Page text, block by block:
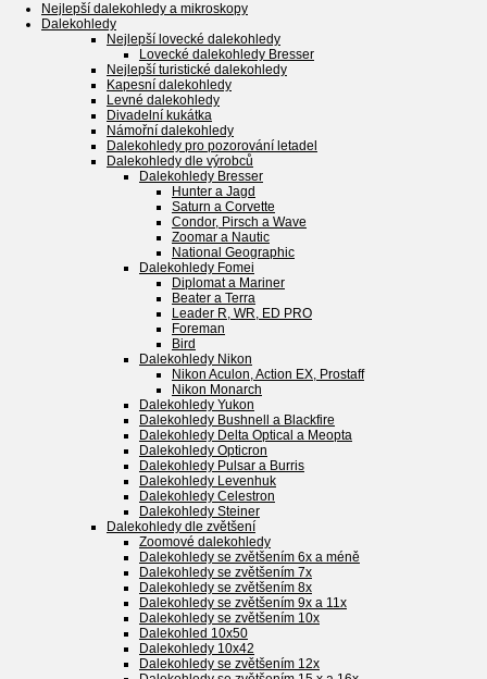
Nejlepší dalekohledy a mikroskopy
Dalekohledy
Nejlepší lovecké dalekohledy
Lovecké dalekohledy Bresser
Nejlepší turistické dalekohledy
Kapesní dalekohledy
Levné dalekohledy
Divadelní kukátka
Námořní dalekohledy
Dalekohledy pro pozorování letadel
Dalekohledy dle výrobců
Dalekohledy Bresser
Hunter a Jagd
Saturn a Corvette
Condor, Pirsch a Wave
Zoomar a Nautic
National Geographic
Dalekohledy Fomei
Diplomat a Mariner
Beater a Terra
Leader R, WR, ED PRO
Foreman
Bird
Dalekohledy Nikon
Nikon Aculon, Action EX, Prostaff
Nikon Monarch
Dalekohledy Yukon
Dalekohledy Bushnell a Blackfire
Dalekohledy Delta Optical a Meopta
Dalekohledy Opticron
Dalekohledy Pulsar a Burris
Dalekohledy Levenhuk
Dalekohledy Celestron
Dalekohledy Steiner
Dalekohledy dle zvětšení
Zoomové dalekohledy
Dalekohledy se zvětšením 6x a méně
Dalekohledy se zvětšením 7x
Dalekohledy se zvětšením 8x
Dalekohledy se zvětšením 9x a 11x
Dalekohledy se zvětšením 10x
Dalekohled 10x50
Dalekohledy 10x42
Dalekohledy se zvětšením 12x